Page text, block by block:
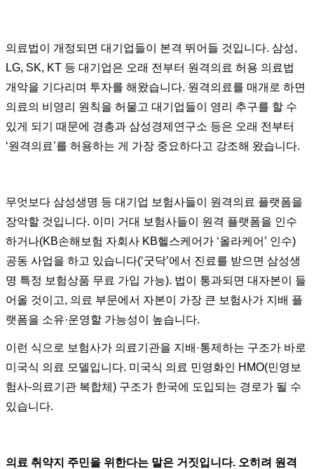
의료법이 개정되면 대기업들이 본격 뛰어들 것입니다. 삼성,
LG, SK, KT 등 대기업은 오래 전부터 원격의료 허용 의료법
개악을 기다리며 투자를 해왔습니다. 원격의료를 매개로 하면
의료의 비영리 원칙을 허물고 대기업들이 영리 추구를 할 수
있게 되기 때문에 경총과 삼성경제연구소 등은 오래 전부터
‘원격의료’를 허용하는 게 가장 중요하다고 강조해 왔습니다.
무엇보다 삼성생명 등 대기업 보험사들이 원격의료 플랫폼을
장악할 것입니다. 이미 거대 보험사들이 원격 플랫폼을 인수
하거나(KB손해보험 자회사 KB헬스케어가 ‘올라케어’ 인수)
공동 사업을 하고 있습니다(‘굿닥’에서 진료를 받으면 삼성생
명 특정 보험상품 무료 가입 가능). 법이 통과되면 대자본이 들
어올 것이고, 의료 부문에서 자본이 가장 큰 보험사가 지배 플
랫폼을 소유·운영할 가능성이 높습니다.
이런 식으로 보험사가 의료기관을 지배·통제하는 구조가 바로
미국식 의료 모델입니다. 미국식 의료 민영화인 HMO(민영보
험사-의료기관 복합체) 구조가 한국에 도입되는 경로가 될 수
있습니다.
의료 취약지 주민을 위한다는 말은 거짓입니다. 오히려 원격